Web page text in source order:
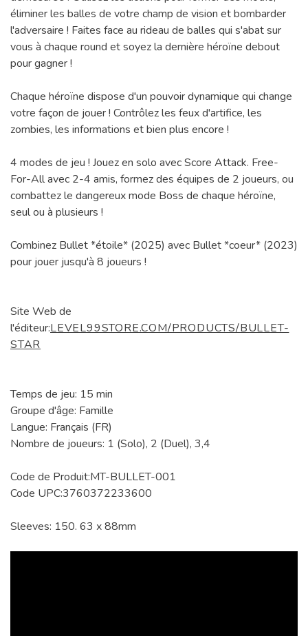
éliminer les balles de votre champ de vision et bombarder
l'adversaire ! Faites face au rideau de balles qui s'abat sur
vous à chaque round et soyez la dernière héroïne debout
pour gagner !
Chaque héroïne dispose d'un pouvoir dynamique qui change
votre façon de jouer ! Contrôlez les feux d'artifice, les
zombies, les informations et bien plus encore !
4 modes de jeu ! Jouez en solo avec Score Attack. Free-
For-All avec 2-4 amis, formez des équipes de 2 joueurs, ou
combattez le dangereux mode Boss de chaque héroïne,
seul ou à plusieurs !
Combinez Bullet *étoile* (2025) avec Bullet *coeur* (2023)
pour jouer jusqu'à 8 joueurs !
Site Web de
l'éditeur:LEVEL99STORE.COM/PRODUCTS/BULLET-
STAR
Temps de jeu: 15 min
Groupe d'âge: Famille
Langue: Français (FR)
Nombre de joueurs: 1 (Solo), 2 (Duel), 3,4
Code de Produit:MT-BULLET-001
Code UPC:3760372233600
Sleeves: 150. 63 x 88mm